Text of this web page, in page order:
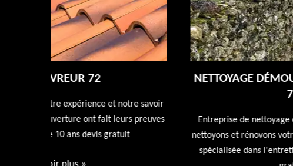
NETTOYAGE DÉMOUSSAGE DE TOITURE
Entreprise de nettoyage de toiture 72 Sarthe nous
nettoyons et rénovons votre toiture avec nos produits
spécialisée dans l'entretien de votre toiture devis